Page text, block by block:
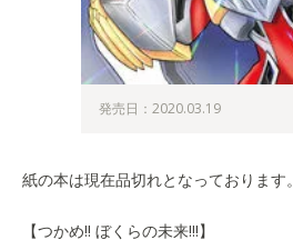
発売日：2020.03.19
紙の本は現在品切れとなっております。
【つかめ!! ぼくらの未来!!!】